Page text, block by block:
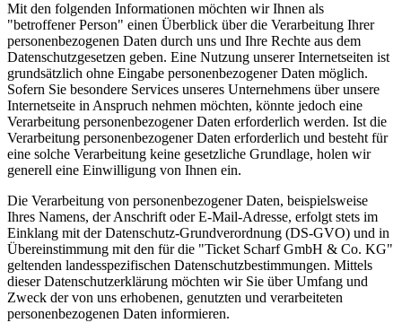
Mit den folgenden Informationen möchten wir Ihnen als
"betroffener Person" einen Überblick über die Verarbeitung Ihrer
personenbezogenen Daten durch uns und Ihre Rechte aus dem
Datenschutzgesetzen geben. Eine Nutzung unserer Internetseiten ist
grundsätzlich ohne Eingabe personenbezogener Daten möglich.
Sofern Sie besondere Services unseres Unternehmens über unsere
Internetseite in Anspruch nehmen möchten, könnte jedoch eine
Verarbeitung personenbezogener Daten erforderlich werden. Ist die
Verarbeitung personenbezogener Daten erforderlich und besteht für
eine solche Verarbeitung keine gesetzliche Grundlage, holen wir
generell eine Einwilligung von Ihnen ein.
Die Verarbeitung von personenbezogener Daten, beispielsweise
Ihres Namens, der Anschrift oder E-Mail-Adresse, erfolgt stets im
Einklang mit der Datenschutz-Grundverordnung (DS-GVO) und in
Übereinstimmung mit den für die "Ticket Scharf GmbH & Co. KG"
geltenden landesspezifischen Datenschutzbestimmungen. Mittels
dieser Datenschutzerklärung möchten wir Sie über Umfang und
Zweck der von uns erhobenen, genutzten und verarbeiteten
personenbezogenen Daten informieren.